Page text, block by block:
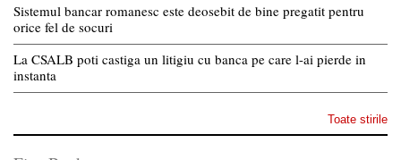
Sistemul bancar romanesc este deosebit de bine pregatit pentru
orice fel de socuri
La CSALB poti castiga un litigiu cu banca pe care l-ai pierde in
instanta
Toate stirile